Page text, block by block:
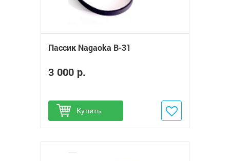
Пассик Nagaoka B-31
3 000 р.
Купить
Добавить в избранное